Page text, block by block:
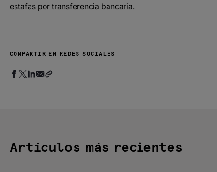
estafas por transferencia bancaria.
COMPARTIR EN REDES SOCIALES
Artículos más recientes